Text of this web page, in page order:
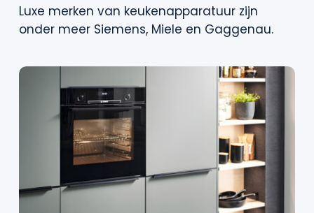
Luxe merken van keukenapparatuur zijn
onder meer Siemens, Miele en Gaggenau.